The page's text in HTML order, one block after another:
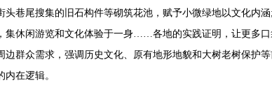
头巷尾搜集的旧石构件等砌筑花池，赋予小微绿地以文化内
集休闲游览和文化体验于一身……各地的实践证明，让更多
群众需求，强调历史文化、原有地形地貌和大树老树保护
在逻辑。